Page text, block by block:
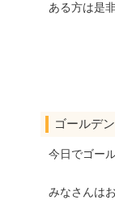
ある方は是
ゴールデ
今日でゴー
みなさんは